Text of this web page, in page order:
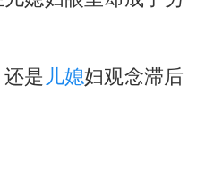
货车高速制动失灵 交警护航化险为夷
之路
是 儿媳妇观念滞后